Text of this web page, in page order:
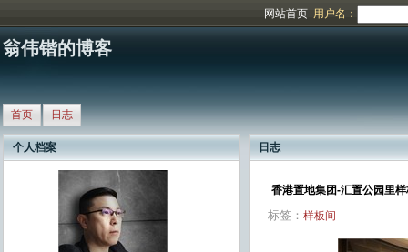
网站首页 用户名：
翁伟锴的博客
首页 日志
个人档案 日志
香港置地集团-汇置公园里样
标签： 样板间